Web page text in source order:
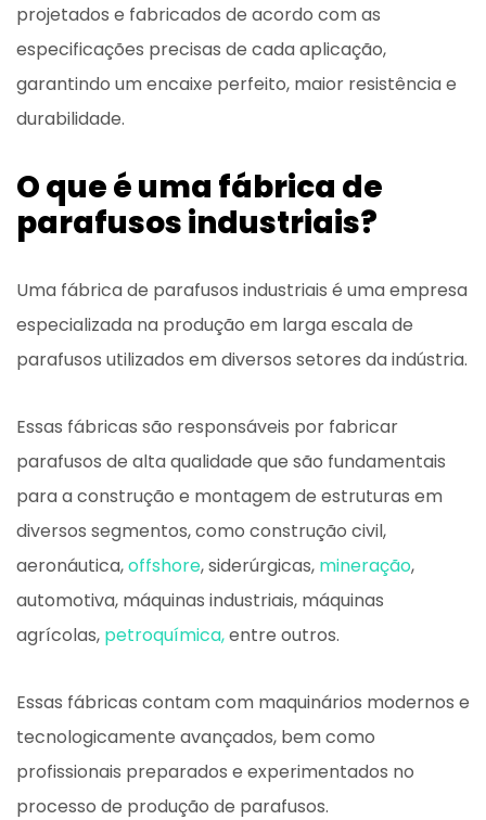
projetados e fabricados de acordo com as
especificações precisas de cada aplicação,
garantindo um encaixe perfeito, maior resistência e
durabilidade.
O que é uma fábrica de
parafusos industriais?
Uma fábrica de parafusos industriais é uma empresa
especializada na produção em larga escala de
parafusos utilizados em diversos setores da indústria.
Essas fábricas são responsáveis ​​por fabricar
parafusos de alta qualidade que são fundamentais
para a construção e montagem de estruturas em
diversos segmentos, como construção civil,
aeronáutica,offshore, siderúrgicas, mineração,
automotiva, máquinas industriais, máquinas
agrícolas, petroquímica,entre outros.
Essas fábricas contam com maquinários modernos e
tecnologicamente avançados, bem como
profissionais preparados e experimentados no
processo de produção de parafusos.